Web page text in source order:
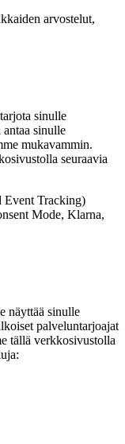
arvostelut,
sinulle
sinulle
mukavammin.
seuraavia
Event Tracking)
Mode, Klarna,
näyttää sinulle
palveluntarjoajat
tällä verkkosivustolla